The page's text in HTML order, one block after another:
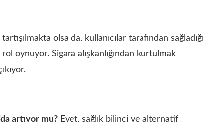
olsa da, kullanıcılar tarafından sağladığı
oynuyor. Sigara alışkanlığından kurtulmak
artıyor mu? Evet, sağlık bilinci ve alternatif